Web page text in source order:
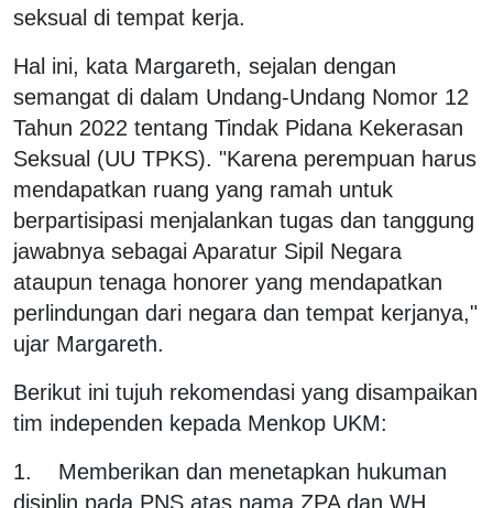
seksual di tempat kerja.
Hal ini, kata Margareth, sejalan dengan
semangat di dalam Undang-Undang Nomor 12
Tahun 2022 tentang Tindak Pidana Kekerasan
Seksual (UU TPKS). "Karena perempuan harus
mendapatkan ruang yang ramah untuk
berpartisipasi menjalankan tugas dan tanggung
jawabnya sebagai Aparatur Sipil Negara
ataupun tenaga honorer yang mendapatkan
perlindungan dari negara dan tempat kerjanya,"
ujar Margareth.
Berikut ini tujuh rekomendasi yang disampaikan
tim independen kepada Menkop UKM:
1. Memberikan dan menetapkan hukuman
disiplin pada PNS atas nama ZPA dan WH